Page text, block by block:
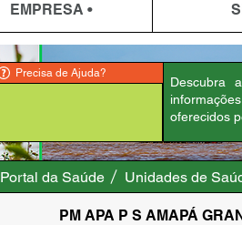
EMPRESA •
Precisa de Ajuda?
Descubra
oferecidos
Portal da Saúde Unidades de
PM APA P S AMAPÁ